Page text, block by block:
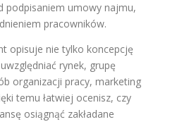
podpisaniem umowy najmu,
pracowników.
opisuje nie tylko koncepcję
rynek, grupę
organizacji pracy, marketing
temu łatwiej ocenisz, czy
osiągnąć zakładane